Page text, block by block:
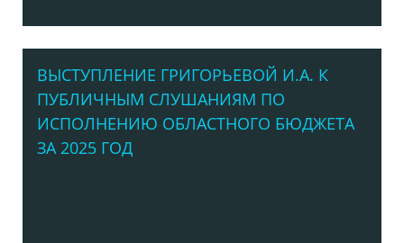
ВЫСТУПЛЕНИЕ ГРИГОРЬЕВОЙ И.А. К
ПУБЛИЧНЫМ СЛУШАНИЯМ ПО
ИСПОЛНЕНИЮ ОБЛАСТНОГО БЮДЖЕТА
ЗА 2025 ГОД